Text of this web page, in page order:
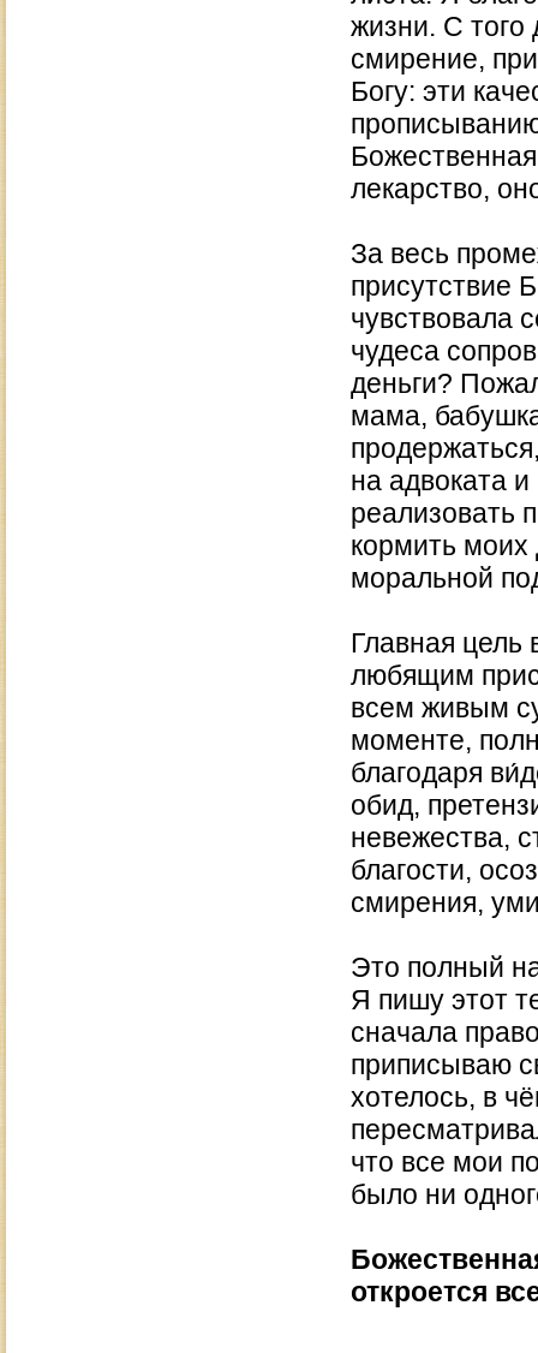
жизни. С того
смирение,
Богу: эти
лекарство,
За весь
присутствие
чувствовала
чудеса
деньги?
мама,
на адвоката
реализовать
кормить моих
моральной
Главная
любящим
всем живым
моменте,
благодаря
обид,
невежества,
благости,
смирения,
Это полный
Я пишу этот
сначала
приписываю
хотелось, в
что все мои
было ни
откроется